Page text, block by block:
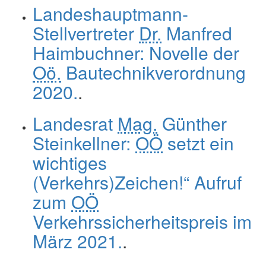
Landeshauptmann-
Stellvertreter Dr. Manfred
Haimbuchner: Novelle der
Oö. Bautechnikverordnung
2020..
Landesrat Mag. Günther
Steinkellner: OÖ setzt ein
wichtiges
(Verkehrs)Zeichen!“ Aufruf
zum OÖ
Verkehrssicherheitspreis im
März 2021..